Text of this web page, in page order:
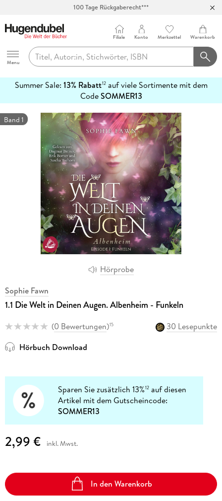
Hugendubel
Menu
Filiale Konto Merkzettel Warenkorb
Summer Sale: 13% Rabatt12auf viele Sortimente mit dem
CodeSOMMER13
erfahren
Hörprobe
Band 1
Sophie Fawn
1.1 Die Welt in Deinen Augen. Albenheim - Funkeln
(0 Bewertungen)15
30 Lesepunkte
Hörbuch Download
Sparen Sie zusätzlich 13%12 auf diesen
Artikel mit dem Gutscheincode:
SOMMER13
2,99 € inkl. Mwst.
In den Warenkorb